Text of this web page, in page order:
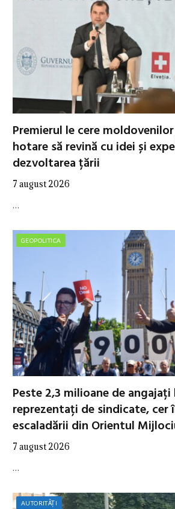
Premierul le cere
hotare să revină cu idei și
dezvoltarea țării
7 august 2026
…
GEOPOLITICA
Peste 2,3 milioane de
reprezentați de sindicate, cer
escaladării din Orientul
7 august 2026
…
AUTORITĂȚI